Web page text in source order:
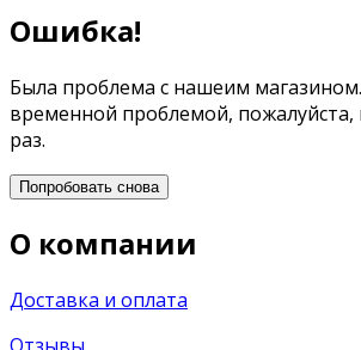
Ошибка!
Была проблема с нашеим
временной проблемой,
раз.
Попробовать снова
О компании
Доставка и оплата